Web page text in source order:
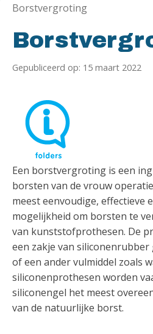
Borstvergroting
Gepubliceerd op: 15 maart 2022
Een borstvergroting is een
borsten van de vrouw
meest eenvoudige, effectieve
mogelijkheid om borsten te
van kunststofprothesen. De
een zakje van
of een ander vulmiddel zoals
siliconenprothesen worden
siliconengel het meest
van de natuurlijke borst.